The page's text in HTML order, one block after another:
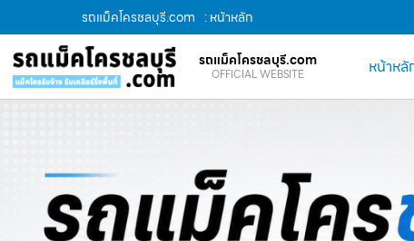
รถแม็คโครชลบุรี.com : หน้าหลัก
รถแม็คโครชลบุรี.com
OFFICIAL WEBSITE หน้าหลั